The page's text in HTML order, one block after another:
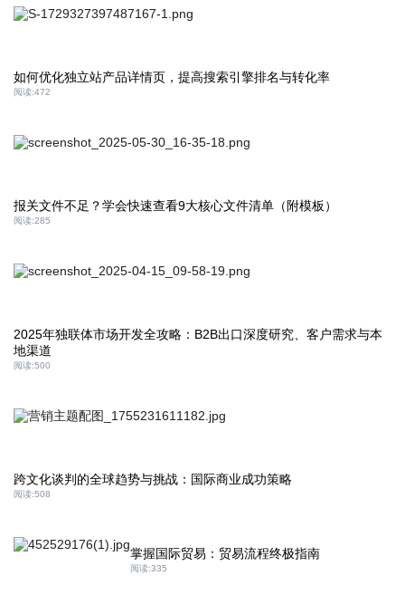
如何优化独立站产品详情页，提高搜索引擎排名与转化率
阅读:472
报关文件不足？学会快速查看9大核心文件清单（附模板）
阅读:285
2025年独联体市场开发全攻略：B2B出口深度研究、客户需求与本
地渠道
阅读:500
跨文化谈判的全球趋势与挑战：国际商业成功策略
阅读:508
掌握国际贸易：贸易流程终极指南
阅读:335